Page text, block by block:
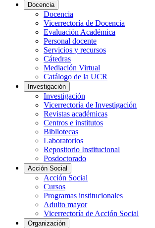
Docencia
Docencia
Vicerrectoría de Docencia
Evaluación Académica
Personal docente
Servicios y recursos
Cátedras
Mediación Virtual
Catálogo de la UCR
Investigación
Investigación
Vicerrectoría de Investigación
Revistas académicas
Centros e institutos
Bibliotecas
Laboratorios
Repositorio Institucional
Posdoctorado
Acción Social
Acción Social
Cursos
Programas institucionales
Adulto mayor
Vicerrectoría de Acción Social
Organización